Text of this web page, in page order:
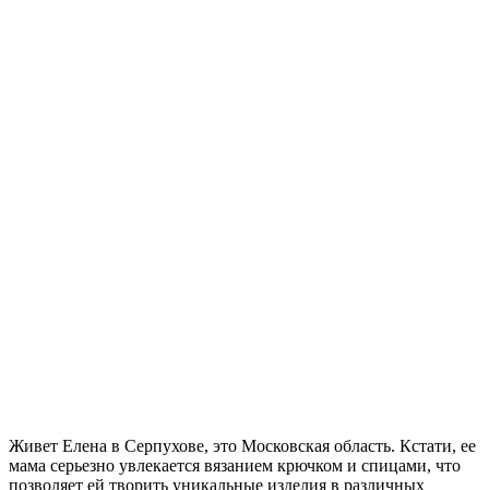
Живет Елена в Серпухове, это Московская область. Кстати, ее
мама серьезно увлекается вязанием крючком и спицами, что
позволяет ей творить уникальные изделия в различных